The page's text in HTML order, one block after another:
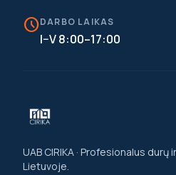
scheduleDARBO LAIKAS
I–V 8:00–17:00
UAB CIRIKA · Profesionalus
Lietuvoje.